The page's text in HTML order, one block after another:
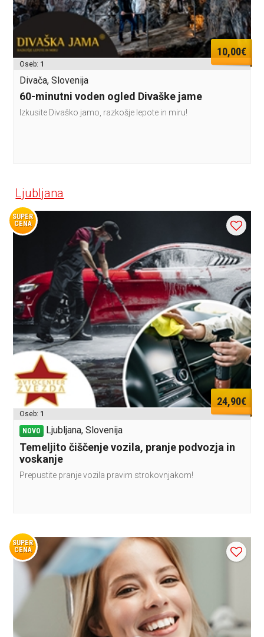
10,00€
Oseb: 1
Divača, Slovenija
60-minutni voden ogled Divaške jame
Izkusite Divaško jamo, razkošje lepote in miru!
Ljubljana
SUPER
CENA
24,90€
Oseb: 1
NOVO Ljubljana, Slovenija
Temeljito čiščenje vozila, pranje podvozja in
voskanje
Prepustite pranje vozila pravim strokovnjakom!
SUPER
CENA